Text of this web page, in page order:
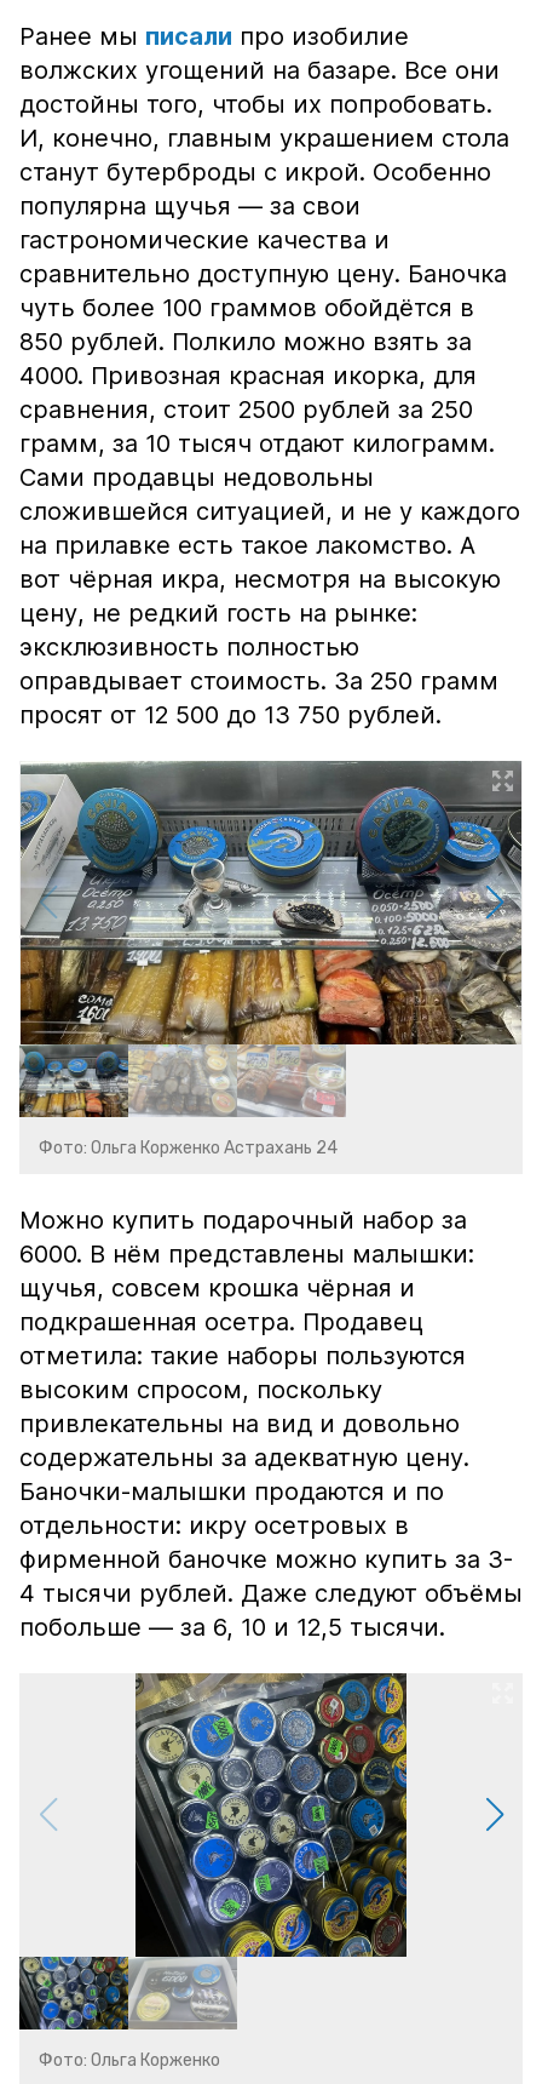
Ранее мы писали про изобилие
волжских угощений на базаре. Все они
достойны того, чтобы их попробовать.
И, конечно, главным украшением стола
станут бутерброды с икрой. Особенно
популярна щучья — за свои
гастрономические качества и
сравнительно доступную цену. Баночка
чуть более 100 граммов обойдётся в
850 рублей. Полкило можно взять за
4000. Привозная красная икорка, для
сравнения, стоит 2500 рублей за 250
грамм, за 10 тысяч отдают килограмм.
Сами продавцы недовольны
сложившейся ситуацией, и не у каждого
на прилавке есть такое лакомство. А
вот чёрная икра, несмотря на высокую
цену, не редкий гость на рынке:
эксклюзивность полностью
оправдывает стоимость. За 250 грамм
просят от 12 500 до 13 750 рублей.
Фото: Ольга Корженко Астрахань 24
Можно купить подарочный набор за
6000. В нём представлены малышки:
щучья, совсем крошка чёрная и
подкрашенная осетра. Продавец
отметила: такие наборы пользуются
высоким спросом, поскольку
привлекательны на вид и довольно
содержательны за адекватную цену.
Баночки-малышки продаются и по
отдельности: икру осетровых в
фирменной баночке можно купить за 3-
4 тысячи рублей. Даже следуют объёмы
побольше — за 6, 10 и 12,5 тысячи.
Фото: Ольга Корженко